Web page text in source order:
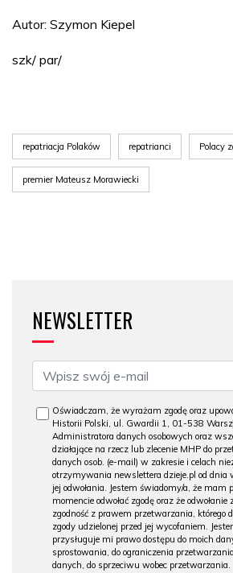
Autor: Szymon Kiepel
szk/ par/
repatriacja Polaków repatrianci Polacy
premier Mateusz Morawiecki
NEWSLETTER
Oświadczam, że wyrażam zgodę oraz
Historii Polski, ul. Gwardii 1, 01-538
Administratora danych osobowych oraz
działające na rzecz lub zlecenie MHP do
danych osob. (e-mail) w zakresie i celach
otrzymywania newslettera dzieje.pl od dnia
jej odwołania. Jestem świadomy/a, że mam
momencie odwołać zgodę oraz że
zgodność z prawem przetwarzania, którego
zgody udzielonej przed jej wycofaniem.
przysługuje mi prawo dostępu do moich
sprostowania, do ograniczenia
danych, do sprzeciwu wobec przetwarzania.